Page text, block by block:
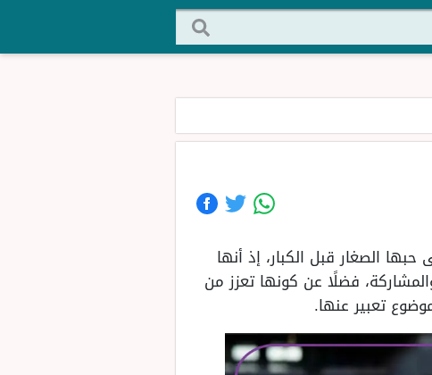
الصغار قبل الكبار، إذ أنها
فضلًا عن كونها تعزز من
تعبير عنها.